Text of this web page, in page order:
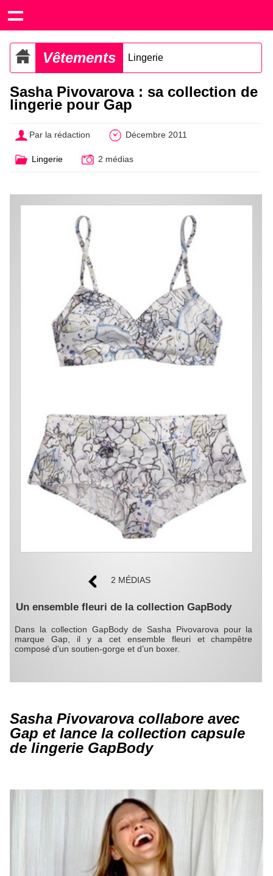
Vêtements Lingerie
Sasha Pivovarova : sa collection de
lingerie pour Gap
Par la rédaction Décembre 2011
Lingerie 2 médias
2 MÉDIAS
Un ensemble fleuri de la collection GapBody
Dans la collection GapBody de Sasha Pivovarova pour la
marque Gap, il y a cet ensemble fleuri et champêtre
composé d’un soutien-gorge et d’un boxer.
Sasha Pivovarova collabore avec
Gap et lance la collection capsule
de lingerie GapBody